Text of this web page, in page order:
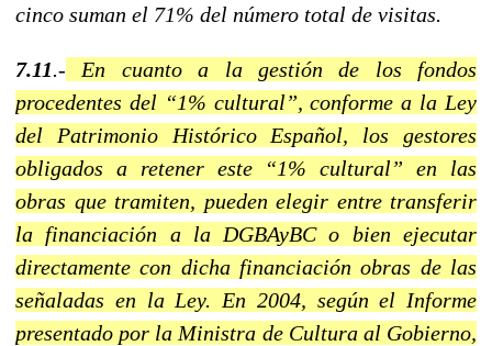
cinco suman el 71% del número total de visitas.
7.11.- En cuanto a la gestión de los fondos
procedentes del “1% cultural”, conforme a la Ley
del Patrimonio Histórico Español, los gestores
obligados a retener este “1% cultural” en las
obras que tramiten, pueden elegir entre transferir
la financiación a la DGBAyBC o bien ejecutar
directamente con dicha financiación obras de las
señaladas en la Ley. En 2004, según el Informe
presentado por la Ministra de Cultura al Gobierno,